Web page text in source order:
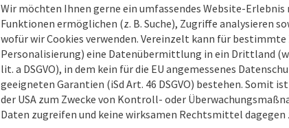
Wir möchten Ihnen gerne ein umfassendes Website-
Funktionen ermöglichen (z. B. Suche), Zugriffe analysieren
wofür wir Cookies verwenden. Vereinzelt kann für bestimmte
Personalisierung) eine Datenübermittlung in ein Drittland
lit. a DSGVO), in dem kein für die EU angemessenes
geeigneten Garantien (iSd Art. 46 DSGVO) bestehen. Somit
der USA zum Zwecke von Kontroll- oder
Daten zugreifen und keine wirksamen Rechtsmittel dagegen